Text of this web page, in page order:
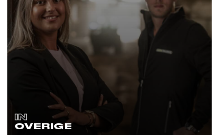
IN
OVERIGE